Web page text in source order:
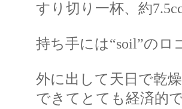
すり切り一杯、約
持ち手には“soil”の
外に出して天日で乾
できてとても経済的